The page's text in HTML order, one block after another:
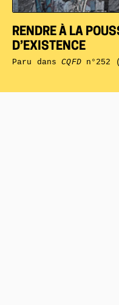
RENDRE À LA
D’EXISTENCE
Paru dansCQFDn°252